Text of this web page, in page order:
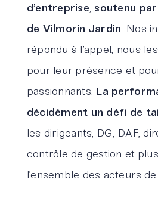
d’entreprise, soutenu
de Vilmorin Jardin. Nos
répondu à l’appel, nous
pour leur présence et
passionnants. La
décidément un défi de
les dirigeants, DG, DAF,
contrôle de gestion et
l’ensemble des acteurs